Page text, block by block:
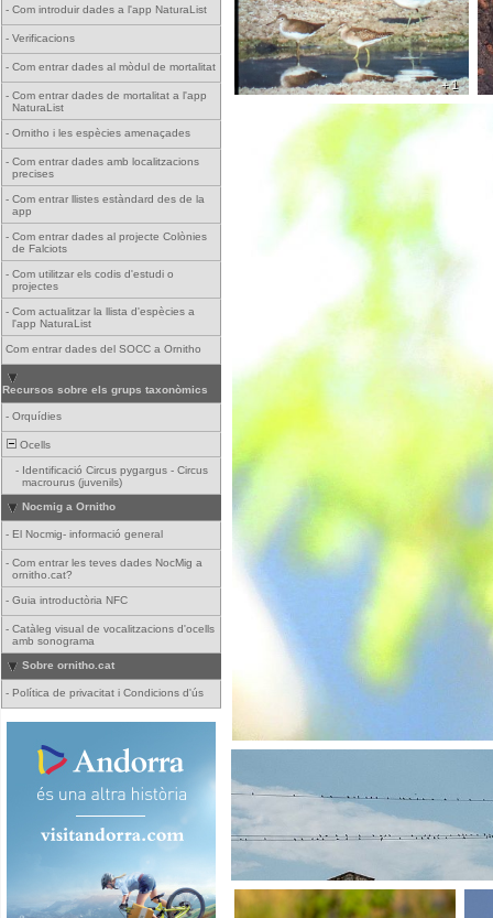
- Com introduir dades a l'app NaturaList
- Verificacions
- Com entrar dades al mòdul de mortalitat
- Com entrar dades de mortalitat a l'app
NaturaList
- Ornitho i les espècies amenaçades
- Com entrar dades amb localitzacions
precises
- Com entrar llistes estàndard des de la
app
- Com entrar dades al projecte Colònies
de Falciots
- Com utilitzar els codis d'estudi o
projectes
- Com actualitzar la llista d'espècies a
l'app NaturaList
Com entrar dades del SOCC a Ornitho
Recursos sobre els grups taxonòmics
- Orquídies
Ocells
- Identificació Circus pygargus - Circus
macrourus (juvenils)
Nocmig a Ornitho
- El Nocmig- informació general
- Com entrar les teves dades NocMig a
ornitho.cat?
- Guia introductòria NFC
- Catàleg visual de vocalitzacions d'ocells
amb sonograma
Sobre ornitho.cat
- Política de privacitat i Condicions d'ús
+ 1